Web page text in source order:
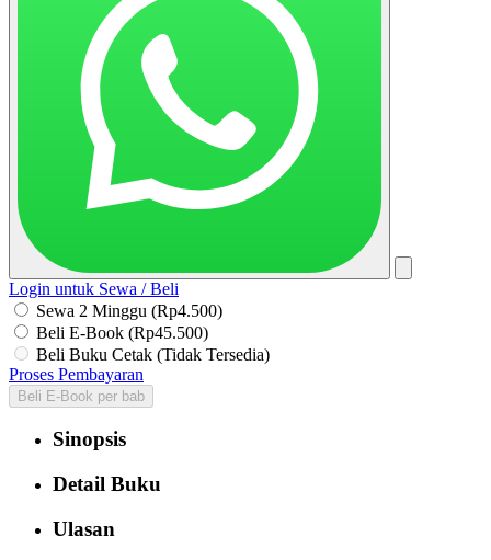
Login untuk Sewa / Beli
Sewa 2 Minggu (Rp4.500)
Beli E-Book (Rp45.500)
Beli Buku Cetak (Tidak Tersedia)
Proses Pembayaran
Beli E-Book per bab
Sinopsis
Detail Buku
Ulasan